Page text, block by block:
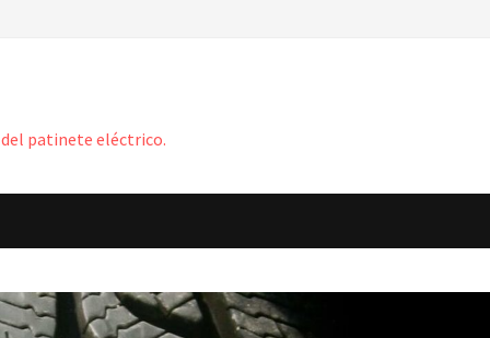
patinete eléctrico.